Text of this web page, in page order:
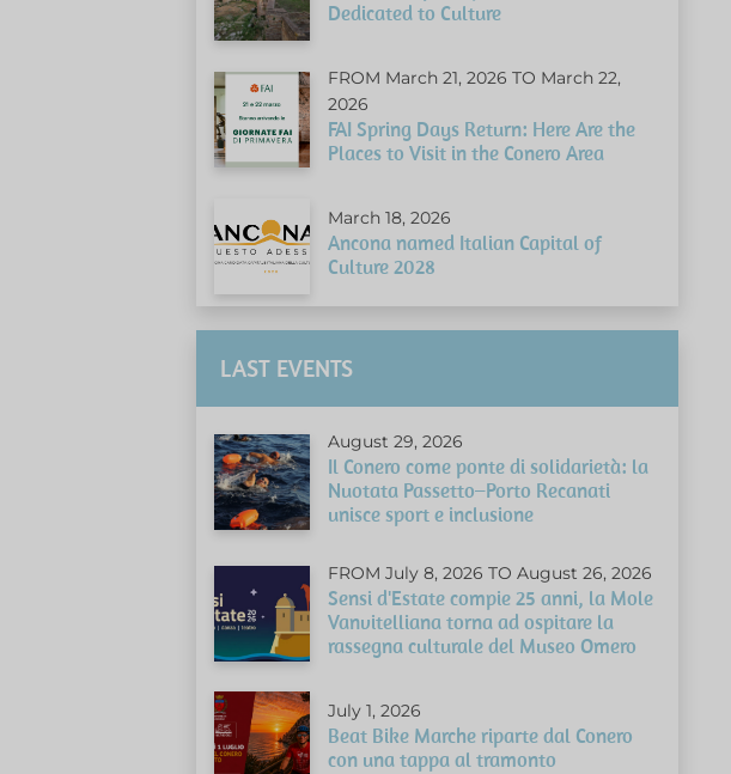
Dedicated to Culture
FROM March 21, 2026 TO March 22,
2026
FAI Spring Days Return: Here Are the
Places to Visit in the Conero Area
March 18, 2026
Ancona named Italian Capital of
Culture 2028
LAST EVENTS
August 29, 2026
Il Conero come ponte di solidarietà: la
Nuotata Passetto–Porto Recanati
unisce sport e inclusione
FROM July 8, 2026 TO August 26, 2026
Sensi d'Estate compie 25 anni, la Mole
Vanvitelliana torna ad ospitare la
rassegna culturale del Museo Omero
July 1, 2026
Beat Bike Marche riparte dal Conero
con una tappa al tramonto